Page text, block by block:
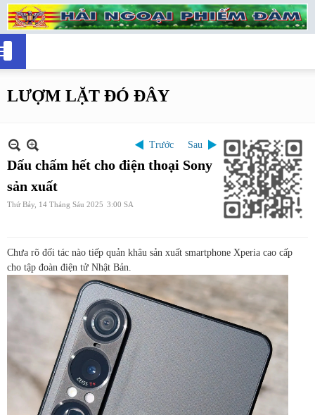
LƯỢM LẶT ĐÓ ĐÂY
Trước Sau
Dấu chấm hết cho điện thoại Sony
sản xuất
Thứ Bảy, 14 Tháng Sáu 2025 3:00 SA
Chưa rõ đối tác nào tiếp quản khâu sản xuất smartphone Xperia cao cấp
cho tập đoàn điện tử Nhật Bản.